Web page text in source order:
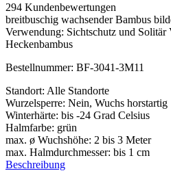
294 Kundenbewertungen
breitbuschig wachsender Bambus
Verwendung: Sichtschutz und Solitär
Heckenbambus
Bestellnummer: BF-3041-3M11
Standort: Alle Standorte
Wurzelsperre: Nein, Wuchs horstartig
Winterhärte: bis -24 Grad Celsius
Halmfarbe: grün
max. ø Wuchshöhe: 2 bis 3 Meter
max. Halmdurchmesser: bis 1 cm
Beschreibung